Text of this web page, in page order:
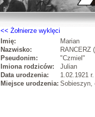
Żołnierze wyklęci
Imię:
Marian
Nazwisko:
RANCERZ
Pseudonim:
"Czmiel"
Imiona rodziców:
Julian
Data urodzenia:
1.02.1921 r.
Miejsce urodzenia: Sobieszyn,